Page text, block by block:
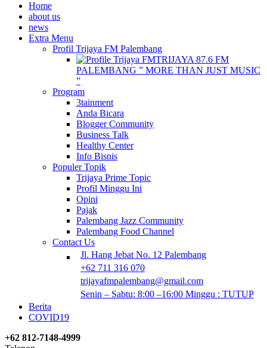
Home
about us
news
Extra Menu
Profil Trijaya FM Palembang
TRIJAYA 87.6 FM
PALEMBANG ” MORE THAN JUST MUSIC
”
Program
3tainment
Anda Bicara
Blogger Community
Business Talk
Healthy Center
Info Bisnis
Populer Topik
Trijaya Prime Topic
Profil Minggu Ini
Opini
Pajak
Palembang Jazz Community
Palembang Food Channel
Contact Us
Jl. Hang Jebat No. 12 Palembang
+62 711 316 070
trijayafmpalembang@gmail.com
Senin – Sabtu: 8:00 –16:00 Minggu : TUTUP
Berita
COVID19
+62 812-7148-4999